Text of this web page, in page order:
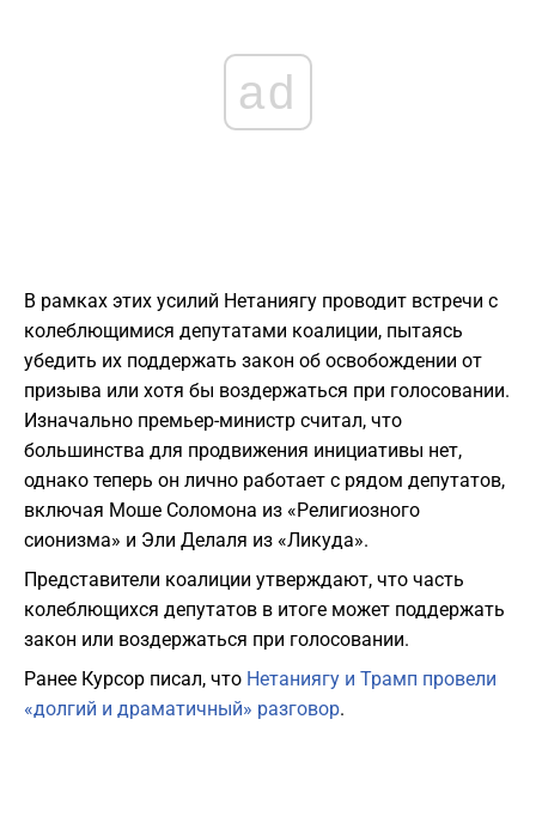
ad
В рамках этих усилий Нетаниягу проводит встречи с
колеблющимися депутатами коалиции, пытаясь
убедить их поддержать закон об освобождении от
призыва или хотя бы воздержаться при голосовании.
Изначально премьер-министр считал, что
большинства для продвижения инициативы нет,
однако теперь он лично работает с рядом депутатов,
включая Моше Соломона из «Религиозного
сионизма» и Эли Делаля из «Ликуда».
Представители коалиции утверждают, что часть
колеблющихся депутатов в итоге может поддержать
закон или воздержаться при голосовании.
Ранее Курсор писал, что Нетаниягу и Трамп провели
«долгий и драматичный» разговор.